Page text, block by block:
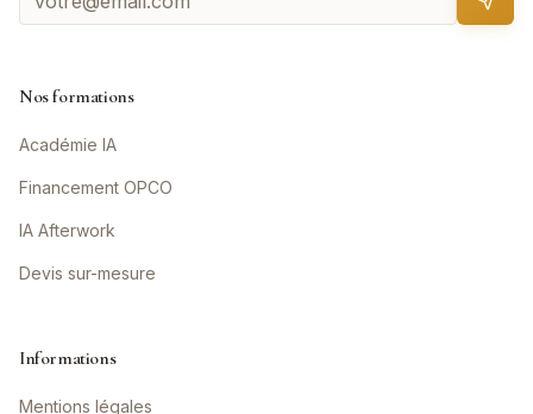
Nos formations
Académie IA
Financement OPCO
IA Afterwork
Devis sur-mesure
Informations
Mentions légales